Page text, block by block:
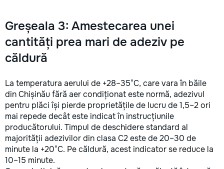
Greșeala 3: Amestecarea unei
cantități prea mari de adeziv pe
căldură
La temperatura aerului de +28–35°C, care vara în băile
din Chișinău fără aer condiționat este normă, adezivul
pentru plăci își pierde proprietățile de lucru de 1,5–2 ori
mai repede decât este indicat în instrucțiunile
producătorului. Timpul de deschidere standard al
majorității adezivilor din clasa C2 este de 20–30 de
minute la +20°C. Pe căldură, acest indicator se reduce la
10–15 minute.